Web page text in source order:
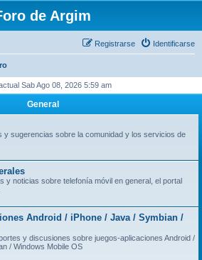
de Argim
Identificarse
Registrarse
Sab Ago 08, 2026 5:59 am
General
y sugerencias sobre la comunidad y los servicios de
y noticias sobre telefonía móvil en general, el portal
Android / iPhone / Java / Symbian /
y discusiones sobre juegos-aplicaciones Android /
/ Windows Mobile OS